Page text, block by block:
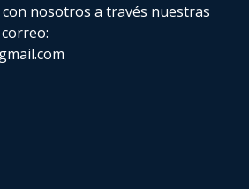
nosotros a través nuestras